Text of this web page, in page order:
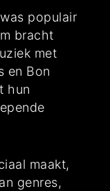
populair
bracht
met
en Bon
hun
maakt,
genres,